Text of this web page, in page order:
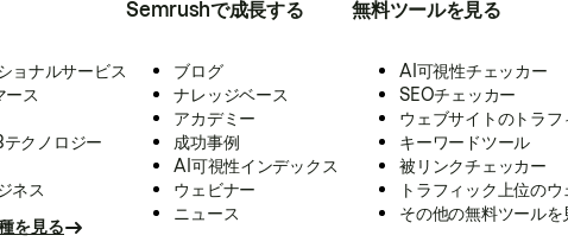
ョナルサービス
ース
クノロジー
ネス
を見る
Semrushで成長する
ブログ
ナレッジベース
アカデミー
成功事例
AI可視性インデックス
ウェビナー
ニュース
無料ツールを見る
AI可視性チェッカー
SEOチェッカー
ウェブサイトのトラ
キーワードツール
被リンクチェッカー
トラフィック上位の
その他の無料ツールを